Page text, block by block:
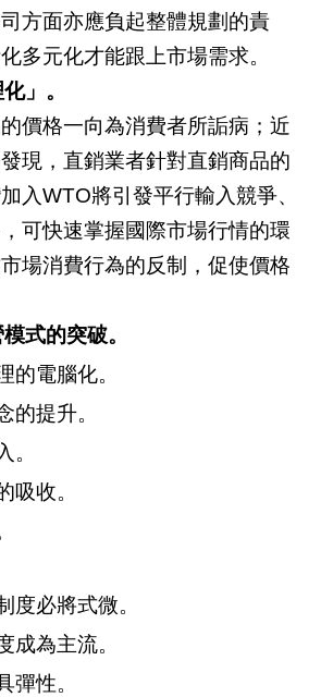
方面亦應負起整體規劃的責
多元化才能跟上市場需求。
」。
價格一向為消費者所詬病；近
現，直銷業者針對直銷商品的
入WTO將引發平行輸入競爭、
可快速掌握國際市場行情的環
場消費行為的反制，促使價格
式的突破。
的電腦化。
的提升。
。
吸收。
度必將式微。
成為主流。
彈性。